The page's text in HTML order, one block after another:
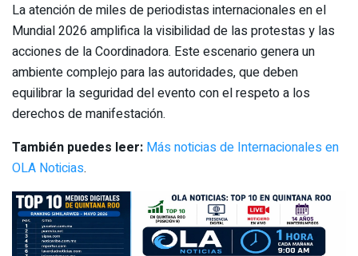
La atención de miles de periodistas internacionales en el
Mundial 2026 amplifica la visibilidad de las protestas y las
acciones de la Coordinadora. Este escenario genera un
ambiente complejo para las autoridades, que deben
equilibrar la seguridad del evento con el respeto a los
derechos de manifestación.
También puedes leer: Más noticias de Internacionales en
OLA Noticias.